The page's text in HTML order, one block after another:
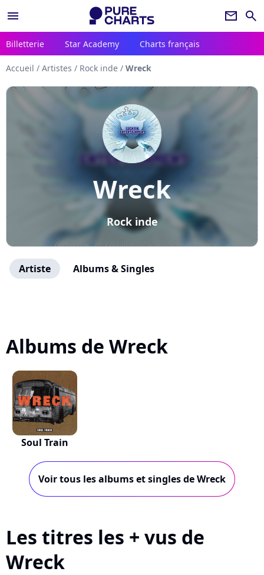
menu newsletter search
Billetterie Star Academy Charts français
Accueil / Artistes / Rock inde / Wreck
Wreck
Rock inde
Artiste Albums & Singles
Albums de Wreck
Soul Train
Voir tous les albums et singles de Wreck
Les titres les + vus de
Wreck